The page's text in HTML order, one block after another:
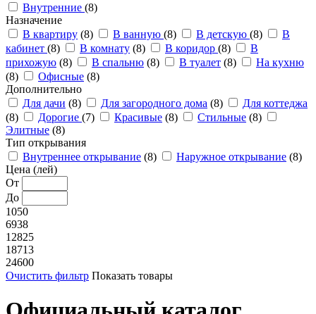
Внутренние (8)
Назначение
В квартиру (8) В ванную (8) В детскую (8)
В
кабинет (8) В комнату (8) В коридор (8)
В
прихожую (8) В спальню (8) В туалет (8)
На кухню
(8)
Офисные (8)
Дополнительно
Для дачи (8) Для загородного дома (8)
Для коттеджа
(8)
Дорогие (7) Красивые (8) Стильные (8)
Элитные (8)
Тип открывания
Внутреннее открывание (8) Наружное открывание (8)
Цена (лей)
От
До
1050
6938
12825
18713
24600
Очистить фильтр Показать товары